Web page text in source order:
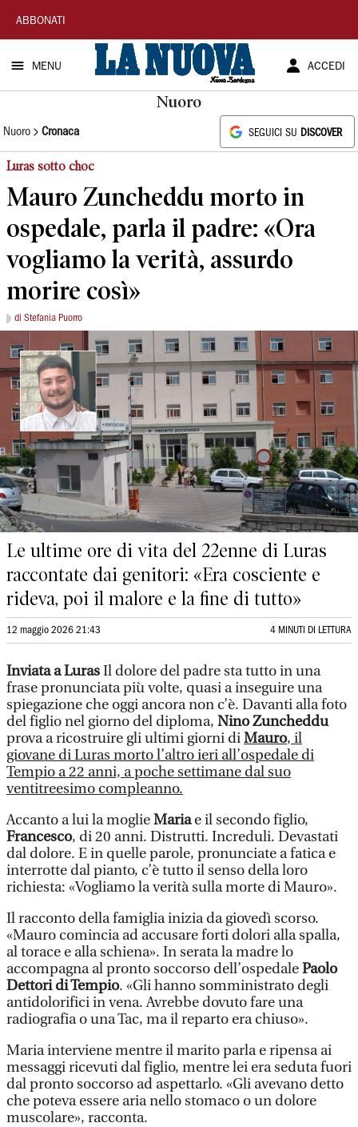
La
Nuova
Sardegna
ABBONATI
MENU ACCEDI
Nuoro
Nuoro Cronaca SEGUICI SU DISCOVER
Luras sotto choc
Mauro Zuncheddu morto in
ospedale, parla il padre: «Ora
vogliamo la verità, assurdo
morire così»
di Stefania Puorro
Le ultime ore di vita del 22enne di Luras
raccontate dai genitori: «Era cosciente e
rideva, poi il malore e la fine di tutto»
12 maggio 2026 21:43 4 MINUTI DI LETTURA
Inviata a LurasIl dolore del padre sta tutto in una
frase pronunciata più volte, quasi a inseguire una
spiegazione che oggi ancora non c’è. Davanti alla foto
del figlio nel giorno del diploma, Nino Zuncheddu
prova a ricostruire gli ultimi giorni diMauro, il
giovane di Luras morto l’altro ieri all’ospedale di
Tempio a 22 anni, a poche settimane dal suo
ventitreesimo compleanno.
Accanto a lui la moglieMariae il secondo figlio,
Francesco, di 20 anni. Distrutti. Increduli. Devastati
dal dolore. E in quelle parole, pronunciate a fatica e
interrotte dal pianto, c’è tutto il senso della loro
richiesta: «Vogliamo la verità sulla morte di Mauro».
Il racconto della famiglia inizia da giovedì scorso.
«Mauro comincia ad accusare forti dolori alla spalla,
al torace e alla schiena». In serata la madre lo
accompagna al pronto soccorso dell’ospedalePaolo
Dettori di Tempio. «Gli hanno somministrato degli
antidolorifici in vena. Avrebbe dovuto fare una
radiografia o una Tac, ma il reparto era chiuso».
Maria interviene mentre il marito parla e ripensa ai
messaggi ricevuti dal figlio, mentre lei era seduta fuori
dal pronto soccorso ad aspettarlo. «Gli avevano detto
che poteva essere aria nello stomaco o un dolore
muscolare», racconta.